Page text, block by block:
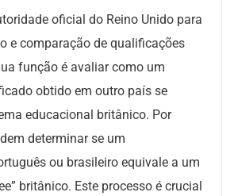
oficial do Reino Unido para
e comparação de qualificações
função é avaliar como um
obtido em outro país se
educacional britânico. Por
determinar se um
ou brasileiro equivale a um
britânico. Este processo é crucial